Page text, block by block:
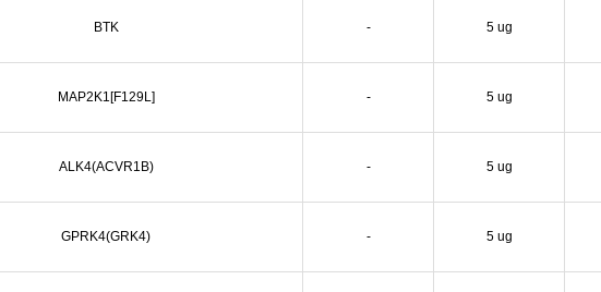
BTK - 5 ug
MAP2K1[F129L] - 5 ug
ALK4(ACVR1B) - 5 ug
GPRK4(GRK4) - 5 ug